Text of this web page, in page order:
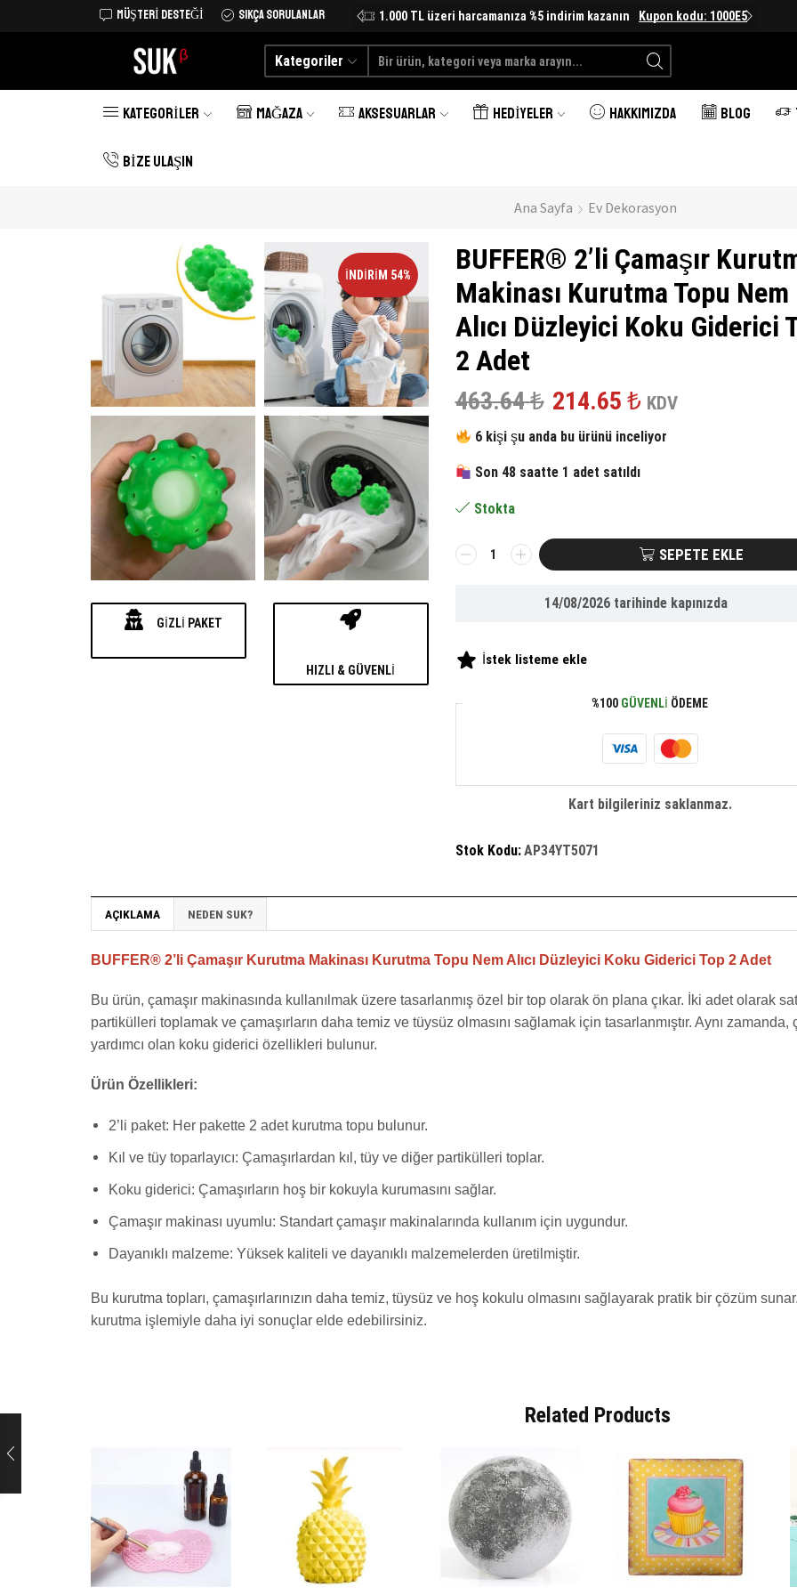
MÜŞTERI DESTEĞI SIKÇA SORULANLAR
Tüm Türkiye'ye kargo şimdi 25 TL Alışverişe Başlayın 1.000 TL üzeri harcamanıza %5 indirim kazanın Kupon kodu: 1000E5
Kategoriler
Search
KATEGORILER MAĞAZA AKSESUARLAR HEDIYELER HAKKIMIZDA BLOG
BIZE ULAŞIN
Ana Sayfa Ev Dekorasyon
İNDIRIM 54%
GIZLI PAKET
HIZLI & GÜVENLI
BUFFER® 2’li Çamaşır
Makinası Kurutma Topu Nem
Alıcı Düzleyici Koku Giderici
2 Adet
463.64₺ Orijinal
fiyat:
463.64 ₺.
214.65 ₺Şu
andaki
fiyat:
KDV
6 kişi şu anda bu ürünü inceliyor
Son 48 saatte 1 adet satıldı
Stokta
BUFFER®
2'li
Kurutma
Topu
Alıcı
Top
adet
SEPETE EKLE
14/08/2026tarihinde kapınızda
İstek listeme ekle
%100 GÜVENLI ÖDEME
Kart bilgileriniz saklanmaz.
Stok Kodu:AP34YT5071
AÇIKLAMA NEDEN SUK?
BUFFER® 2’li Çamaşır Kurutma Makinası Kurutma Topu Nem Alıcı Düzleyici Koku Giderici Top 2 Adet
Bu ürün, çamaşır makinasında kullanılmak üzere tasarlanmış özel bir top olarak ön plana çıkar. İki adet olarak
partikülleri toplamak ve çamaşırların daha temiz ve tüysüz olmasını sağlamak için tasarlanmıştır. Aynı
yardımcı olan koku giderici özellikleri bulunur.
Ürün Özellikleri:
2’li paket: Her pakette 2 adet kurutma topu bulunur.
Kıl ve tüy toparlayıcı: Çamaşırlardan kıl, tüy ve diğer partikülleri toplar.
Koku giderici: Çamaşırların hoş bir kokuyla kurumasını sağlar.
Çamaşır makinası uyumlu: Standart çamaşır makinalarında kullanım için uygundur.
Dayanıklı malzeme: Yüksek kaliteli ve dayanıklı malzemelerden üretilmiştir.
Bu kurutma topları, çamaşırlarınızın daha temiz, tüysüz ve hoş kokulu olmasını sağlayarak pratik bir çözüm
kurutma işlemiyle daha iyi sonuçlar elde edebilirsiniz.
Related Products